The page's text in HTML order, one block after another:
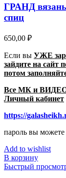
ГРАНД
спиц
650,00 ₽
Если вы УЖЕ
зайдите на сайт
потом
Все МК и
Личный кабинет
https://
пароль вы можете
Add to wishlist
В корзину
Быстрый